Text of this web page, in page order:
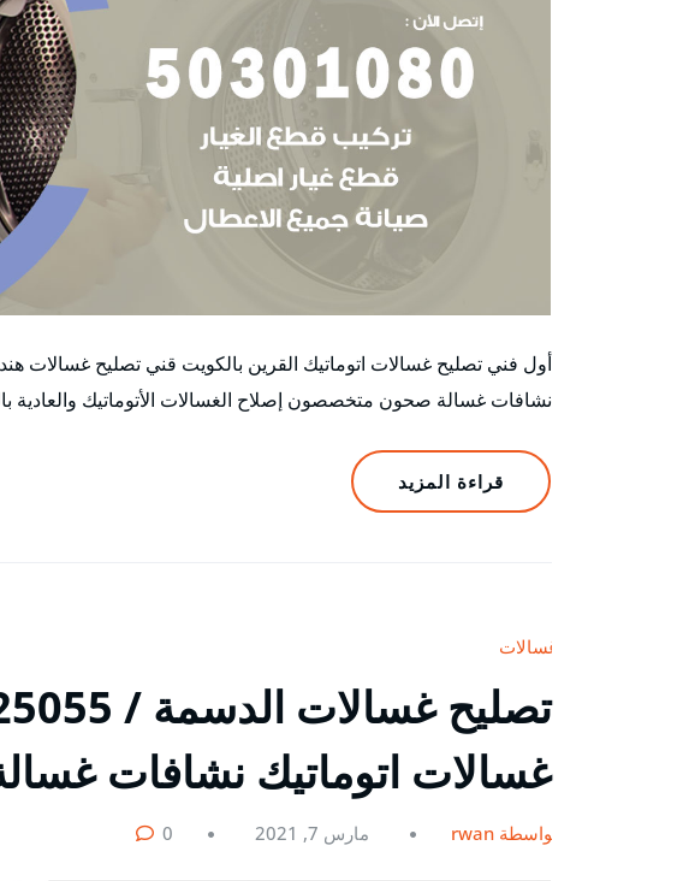
أول فني تصليح غسالات اتوماتيك القرين بالكويت قني تصليح غسالات
نشافات غسالة صحون متخصصون إصلاح الغسالات الأتوماتيك والعادية
قراءة المزيد
غسالات
غسالات اتوماتيك نشافات
بواسطة rwan مارس 7, 2021 0